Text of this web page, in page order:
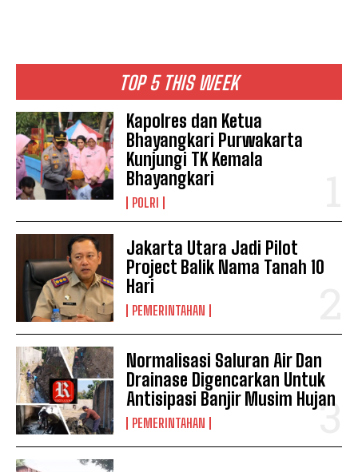
TOP 5 THIS WEEK
Kapolres dan Ketua
Bhayangkari Purwakarta
Kunjungi TK Kemala
Bhayangkari
POLRI
Jakarta Utara Jadi Pilot
Project Balik Nama Tanah 10
Hari
PEMERINTAHAN
Normalisasi Saluran Air Dan
Drainase Digencarkan Untuk
Antisipasi Banjir Musim Hujan
PEMERINTAHAN